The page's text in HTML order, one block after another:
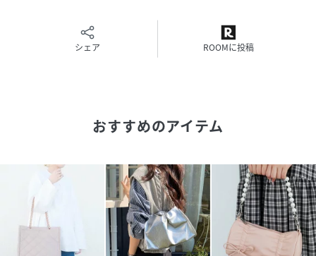
シェア ROOMに投稿
おすすめのアイテム